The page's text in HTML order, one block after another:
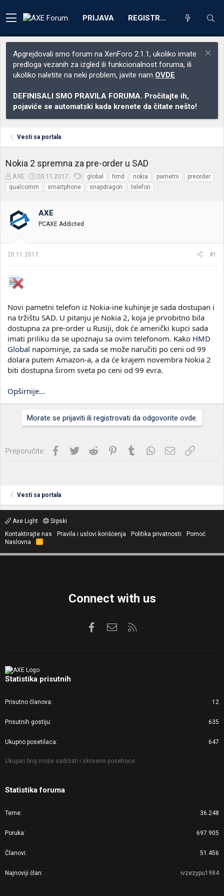
PRIJAVA REGISTRACIJA
Apgrejdovali smo forum na XenForo 2.1.1, ukoliko imate
predloga vezanih za izgled ili funkcionalnost foruma, ili
ukoliko naletite na neki problem, javite nam OVDE
DEFINISALI SMO PRAVILA FORUMA. Pročitajte ih,
pojaviće se automatski kada krenete da čitate nešto!
Vesti sa portala
Nokia 2 spremna za pre-order u SAD
Z
a
č
t
n
e
e
AXE
D
a
t
m
p
e
20.11.2017.
e
global hmd nokia pametni
preorder
qualcomm
smartphone snapdragon telefon
AXE
PCAXE Addicted
20.11.2017. #1
Novi pametni telefon iz Nokia-ine kuhinje je sada dostupan i
na tržištu SAD. U pitanju je Nokia 2, koja je prvobitno bila
dostupna za pre-order u Rusiji, dok će američki kupci sada
imati priliku da se upoznaju sa ovim telefonom. Kako HMD
Global napominje, za sada se može naručiti po ceni od 99
dolara putem Amazon-a, a da će krajem novembra Nokia 2
biti dostupna širom sveta po ceni od 99 evra.
Opširnije...
Morate se prijaviti ili registrovati da odgovorite ovde.
Preporučite: Facebook
Twitter Reddit PinterestTumblrWhatsApp
Imejl Link
Vesti sa portala
Axe Light
Srpski
Kontaktirajte nas
Pravila i uslovi korišćenja Politika privatnosti
Pomoć
Naslovna
R
S
Connect with us
FacebookKontaktirajte nas
Statistika prisutnih
Prisutno članova 12
Prisutnih gostiju 635
Ukupno posetilaca 647
Ukupan broj može sadržati i skrivene posetioce.
Statistika foruma
Teme 36.248
Poruka 697.905
Članovi 51.456
Najnoviji član ivzezypu1984